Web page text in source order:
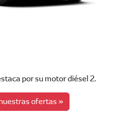
por su motor diésel 2.
ofertas »